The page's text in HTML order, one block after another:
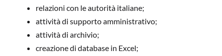
relazioni con le autorità italiane;
attività di supporto amministrativo;
attività di archivio;
creazione di database in Excel;